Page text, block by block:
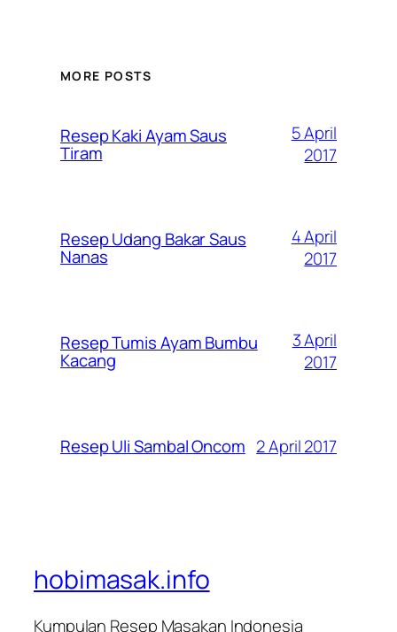
MORE POSTS
Resep Kaki Ayam Saus
Tiram
5 April
2017
Resep Udang Bakar Saus
Nanas
4 April
2017
Resep Tumis Ayam Bumbu
Kacang
3 April
2017
Resep Uli Sambal Oncom 2 April 2017
hobimasak.info
Kumpulan Resep Masakan Indonesia